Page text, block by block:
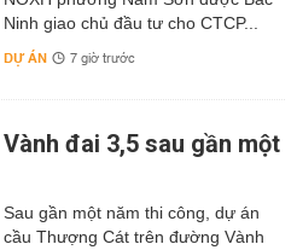
thái độ trang nghiêm, thật
trong năm vừa qua.
23
bếp
Ninh giao chủ đầu tư cho CTCP...
DỰ ÁN 7 giờ trước
đai 3,5 sau gần một
Sau gần một năm thi công, dự án
cầu Thượng Cát trên đường Vành